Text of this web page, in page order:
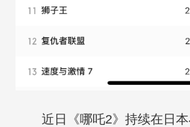
近日《哪吒2》持续在日